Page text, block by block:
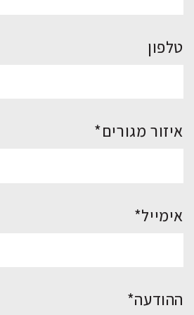
טלפון
איזור מגורים*
אימייל*
ההודעה*